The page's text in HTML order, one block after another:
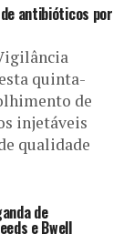
antibióticos por
quinta-
de
injetáveis
qualidade
de
e Bwell